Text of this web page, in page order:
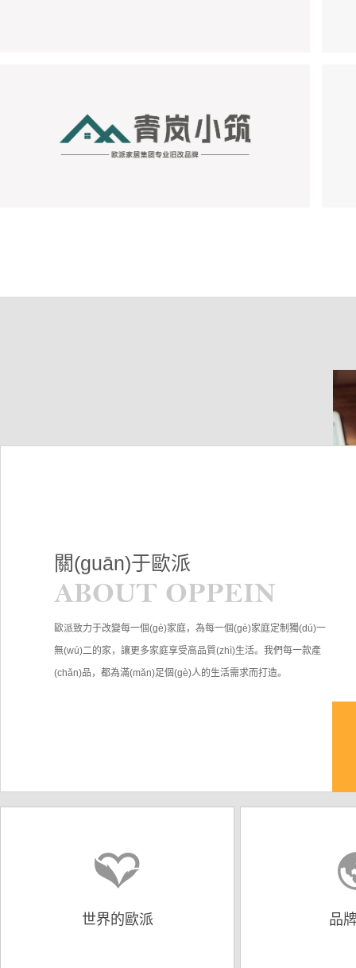
歐鉑麗
關(guān)于歐派
ABOUT OPPEIN
歐派致力于改變每一個(gè)家庭，為每一個(gè)家庭定制獨(dú)一
無(wú)二的家，讓更多家庭享受高品質(zhì)生活。我們每一款產
(chǎn)品，都為滿(mǎn)足個(gè)人的生活需求而打造。
世界的歐派 品